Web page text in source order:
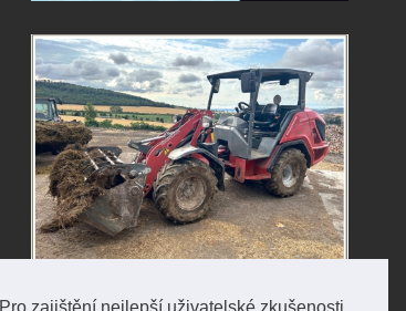
Pro zajištění nejlepší uživatelské zkušenosti